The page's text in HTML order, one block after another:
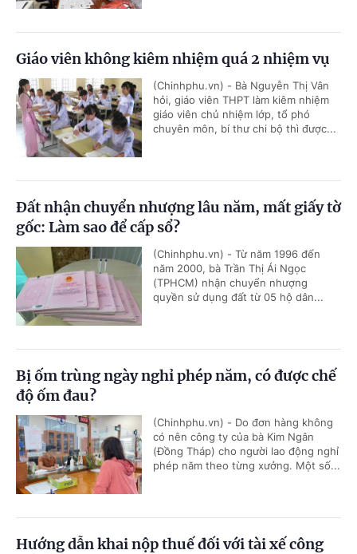
Giáo viên không kiêm nhiệm quá 2 nhiệm vụ
(Chinhphu.vn) - Bà Nguyễn Thị Vân
hỏi, giáo viên THPT làm kiêm nhiệm
giáo viên chủ nhiệm lớp, tổ phó
chuyên môn, bí thư chi bộ thì được...
Đất nhận chuyển nhượng lâu năm, mất giấy tờ
gốc: Làm sao để cấp sổ?
(Chinhphu.vn) - Từ năm 1996 đến
năm 2000, bà Trần Thị Ái Ngọc
(TPHCM) nhận chuyển nhượng
quyền sử dụng đất từ 05 hộ dân...
Bị ốm trùng ngày nghỉ phép năm, có được chế
độ ốm đau?
(Chinhphu.vn) - Do đơn hàng không
có nên công ty của bà Kim Ngân
(Đồng Tháp) cho người lao động nghỉ
phép năm theo từng xưởng. Một số...
Hướng dẫn khai nộp thuế đối với tài xế công